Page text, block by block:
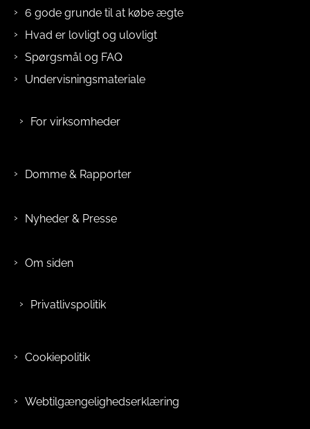
6 gode grunde til at købe ægte
Hvad er lovligt og ulovligt
Spørgsmål og FAQ
Undervisningsmateriale
For virksomheder
Domme & Rapporter
Nyheder & Presse
Om siden
Privatlivspolitik
Cookiepolitik
Webtilgængelighedserklæring